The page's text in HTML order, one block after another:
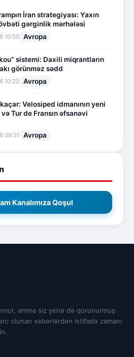
İran strategiyası: Yaxın
gərginlik mərhələsi
10:50 Avropa
sistemi: Daxili miqrantların
görünməz sədd
10:22 Avropa
Velosiped idmanının yeni
Tur de Fransın əfsanəvi
09:31 Avropa
Kanalımıza Qoşul
amma siz yenə də qorunurmuş
olunan xəbərlərdən istifadə zamanı